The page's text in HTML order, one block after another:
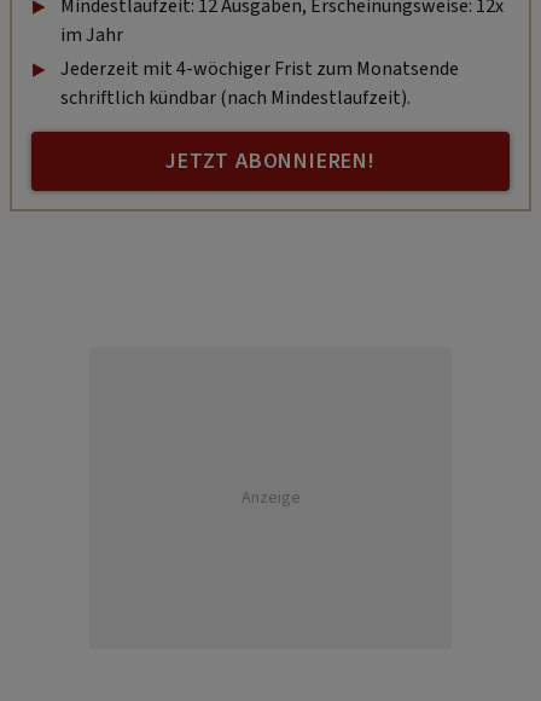
Mindestlaufzeit: 12 Ausgaben, Erscheinungsweise: 12x
im Jahr
Jederzeit mit 4-wöchiger Frist zum Monatsende
schriftlich kündbar (nach Mindestlaufzeit).
JETZT ABONNIEREN!
Anzeige